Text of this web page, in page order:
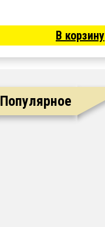
В корзину
Популярное